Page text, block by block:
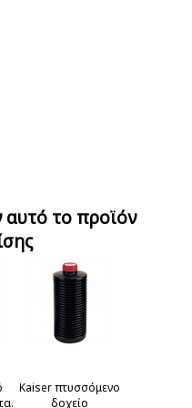
το προϊόν
Kaiser πτυσσόμενο
δοχείο